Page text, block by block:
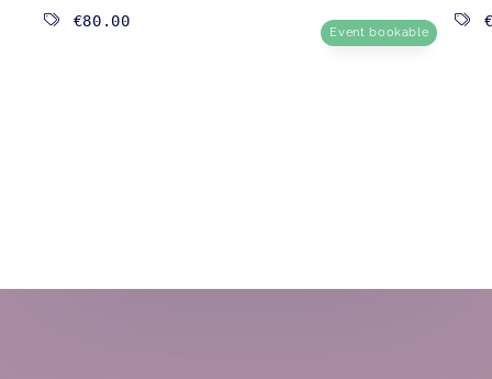
€80.00
Event bookable